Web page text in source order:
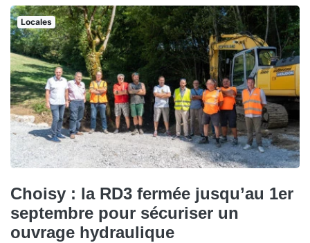
Locales
Choisy : la RD3 fermée jusqu’au 1er
septembre pour sécuriser un
ouvrage hydraulique